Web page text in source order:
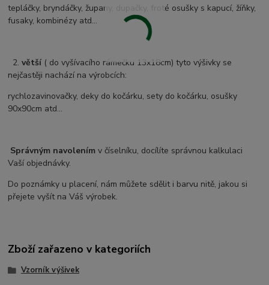
tepláčky, bryndáčky, župany, dupačky, froté osušky s kapucí, žíňky,
fusaky, kombinézy atd...
2.větší ( do vyšívacího rámečku 13x18cm) tyto výšivky se
nejčastěji nachází na výrobcích:
rychlozavinovačky, deky do kočárku, sety do kočárku, osušky
90x90cm atd...
Správným navolením v číselníku, docílíte správnou kalkulaci
Vaší objednávky.
Do poznámky u placení, nám můžete sdělit i barvu nitě, jakou si
přejete vyšít na Váš výrobek.
Zboží zařazeno v kategoriích
Vzorník výšivek